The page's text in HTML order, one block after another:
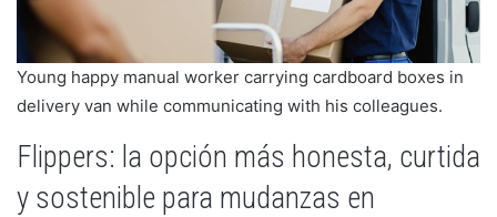
Young happy manual worker carrying cardboard boxes in
delivery van while communicating with his colleagues.
Flippers: la opción más honesta, curtida
y sostenible para mudanzas en